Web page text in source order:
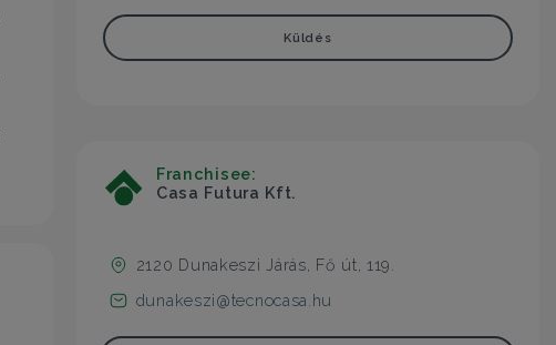
Küldés
Franchisee:
Casa Futura Kft.
2120 Dunakeszi Járás, Fő út, 119.
dunakeszi@tecnocasa.hu